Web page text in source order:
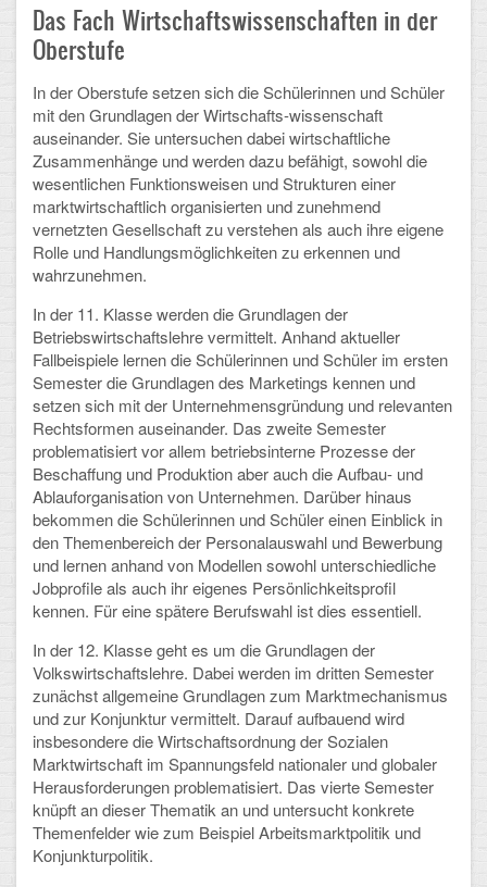
Wahlfächer
TERMINE
CLOUD
Lernraum Berlin
Nextcloud (Eigene Dateien und Tauschordner)
Gitlab
Das Fach Wirtschaftswissenschaften in der
Oberstufe
In der Oberstufe setzen sich die Schülerinnen und Schüler
mit den Grundlagen der Wirtschafts-wissenschaft
auseinander. Sie untersuchen dabei wirtschaftliche
Zusammenhänge und werden dazu befähigt, sowohl die
wesentlichen Funktionsweisen und Strukturen einer
marktwirtschaftlich organisierten und zunehmend
vernetzten Gesellschaft zu verstehen als auch ihre eigene
Rolle und Handlungsmöglichkeiten zu erkennen und
wahrzunehmen.
In der 11. Klasse werden die Grundlagen der
Betriebswirtschaftslehre vermittelt. Anhand aktueller
Fallbeispiele lernen die Schülerinnen und Schüler im ersten
Semester die Grundlagen des Marketings kennen und
setzen sich mit der Unternehmensgründung und relevanten
Rechtsformen auseinander. Das zweite Semester
problematisiert vor allem betriebsinterne Prozesse der
Beschaffung und Produktion aber auch die Aufbau- und
Ablauforganisation von Unternehmen. Darüber hinaus
bekommen die Schülerinnen und Schüler einen Einblick in
den Themenbereich der Personalauswahl und Bewerbung
und lernen anhand von Modellen sowohl unterschiedliche
Jobprofile als auch ihr eigenes Persönlichkeitsprofil
kennen. Für eine spätere Berufswahl ist dies essentiell.
In der 12. Klasse geht es um die Grundlagen der
Volkswirtschaftslehre. Dabei werden im dritten Semester
zunächst allgemeine Grundlagen zum Marktmechanismus
und zur Konjunktur vermittelt. Darauf aufbauend wird
insbesondere die Wirtschaftsordnung der Sozialen
Marktwirtschaft im Spannungsfeld nationaler und globaler
Herausforderungen problematisiert. Das vierte Semester
knüpft an dieser Thematik an und untersucht konkrete
Themenfelder wie zum Beispiel Arbeitsmarktpolitik und
Konjunkturpolitik.